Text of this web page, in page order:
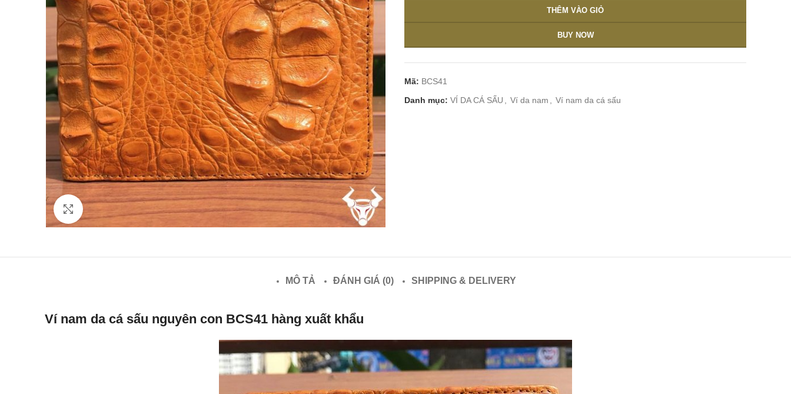
Click to enlarge
THÊM VÀO GIỎ
BUY NOW
Mã: BCS41
Danh mục: VÍ DA CÁ SẤU Ví da nam Ví nam da cá sấu
MÔ TẢ ĐÁNH GIÁ (0) SHIPPING & DELIVERY
Ví nam da cá sấu nguyên con BCS41 hàng xuất khẩu